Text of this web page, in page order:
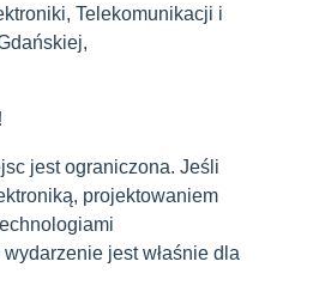
Telekomunikacji i
jest ograniczona. Jeśli
projektowaniem
jest właśnie dla